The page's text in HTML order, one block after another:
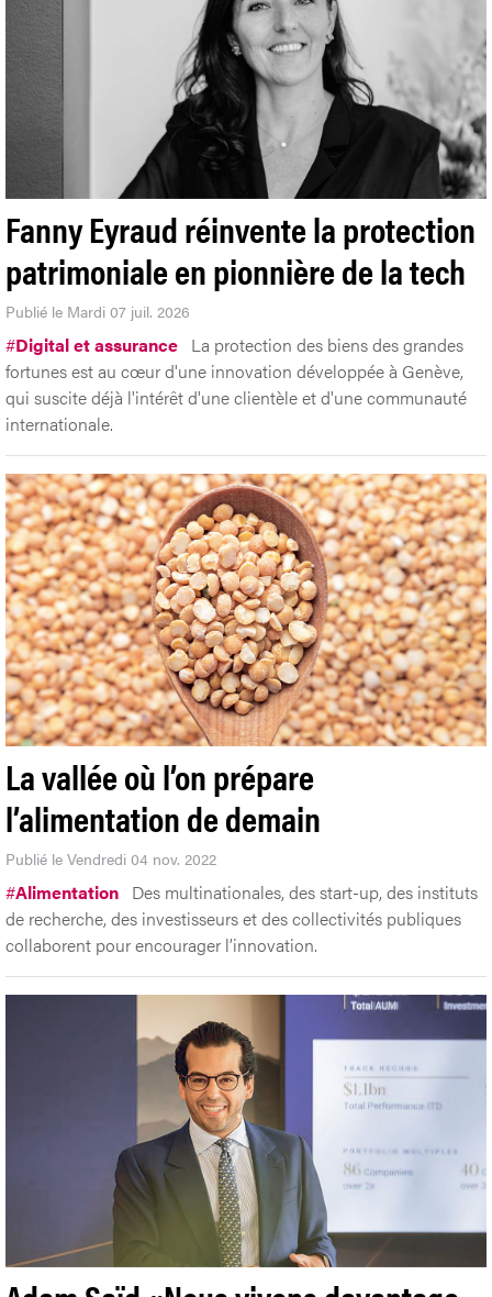
Fanny Eyraud réinvente la protection
patrimoniale en pionnière de la tech
Publié le Mardi 07 juil. 2026
#Digital et assurance La protection des biens des grandes
fortunes est au cœur d'une innovation développée à Genève,
qui suscite déjà l'intérêt d'une clientèle et d'une communauté
internationale.
La vallée où l’on prépare
l’alimentation de demain
Publié le Vendredi 04 nov. 2022
#Alimentation Des multinationales, des start-up, des instituts
de recherche, des investisseurs et des collectivités publiques
collaborent pour encourager l’innovation.